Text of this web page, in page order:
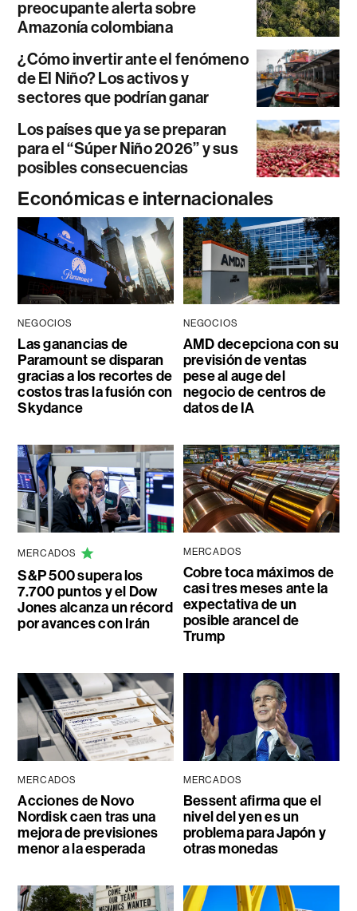
preocupante alerta sobre
Amazonía colombiana
¿Cómo invertir ante el fenómeno
de El Niño? Los activos y
sectores que podrían ganar
Los países que ya se preparan
para el “Súper Niño 2026” y sus
posibles consecuencias
Económicas e internacionales
NEGOCIOS
Las ganancias de
Paramount se disparan
gracias a los recortes de
costos tras la fusión con
Skydance
NEGOCIOS
AMD decepciona con su
previsión de ventas
pese al auge del
negocio de centros de
datos de IA
MERCADOS
S&P 500 supera los
7.700 puntos y el Dow
Jones alcanza un récord
por avances con Irán
MERCADOS
Cobre toca máximos de
casi tres meses ante la
expectativa de un
posible arancel de
Trump
MERCADOS
Acciones de Novo
Nordisk caen tras una
mejora de previsiones
menor a la esperada
MERCADOS
Bessent afirma que el
nivel del yen es un
problema para Japón y
otras monedas